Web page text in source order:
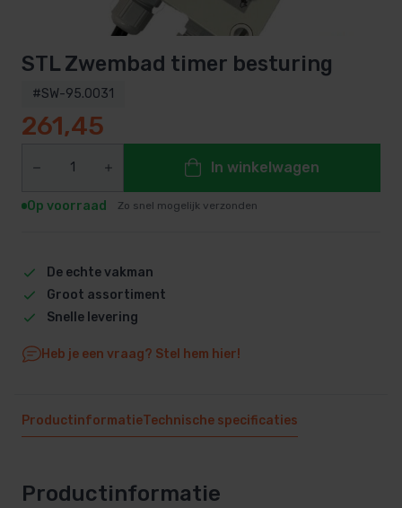
STL Zwembad timer besturing
#SW-95.0031
261,45
In winkelwagen
Op voorraad Zo snel mogelijk verzonden
De echte vakman
Groot assortiment
Snelle levering
Heb je een vraag? Stel hem hier!
ProductinformatieTechnische specificaties
Productinformatie